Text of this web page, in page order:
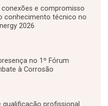
conexões e compromisso
conhecimento técnico no
2026
no 1º Fórum
à Corrosão
qualificação profissional